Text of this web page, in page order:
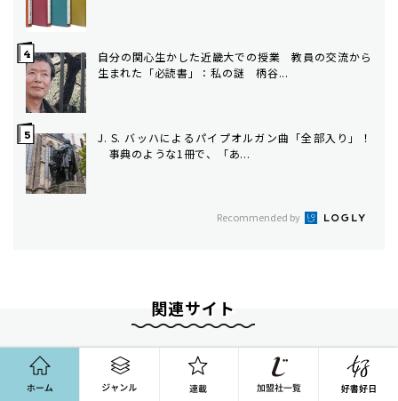
自分の関心生かした近畿大での授業 教員の交流から
生まれた「必読書」：私の謎 柄谷...
J. S. バッハによるパイプオルガン曲「全部入り」！
事典のような1冊で、「あ...
Recommended by
関連サイト
朝日新聞社のニュースサイト
朝日新聞（デジタル版）